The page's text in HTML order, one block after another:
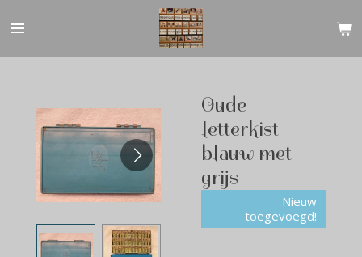
direct
Oude
letterkist
blauw met
grijs
Nieuw
toegevoegd!